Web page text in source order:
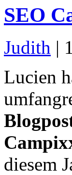
SEO
Judith |
Lucien
diesem